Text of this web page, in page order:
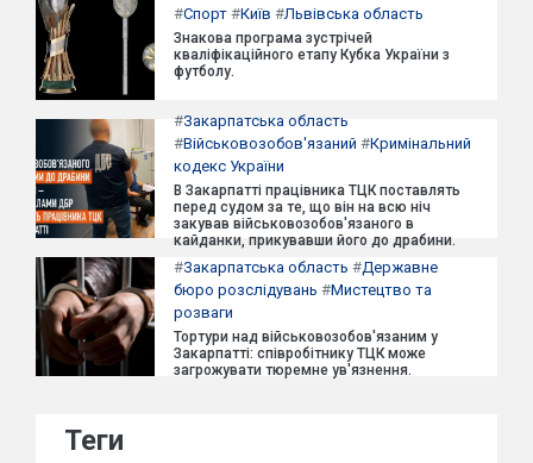
#Спорт #Київ #Львівська область
Знакова програма зустрічей
кваліфікаційного етапу Кубка України з
футболу.
#Закарпатська область
#Військовозобов'язаний #Кримінальний
кодекс України
В Закарпатті працівника ТЦК поставлять
перед судом за те, що він на всю ніч
закував військовозобов'язаного в
кайданки, прикувавши його до драбини.
#Закарпатська область #Державне
бюро розслідувань #Мистецтво та
розваги
Тортури над військовозобов'язаним у
Закарпатті: співробітнику ТЦК може
загрожувати тюремне ув'язнення.
Теги